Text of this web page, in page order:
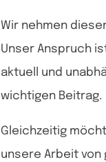
Wir nehmen
Unser Anspruch
aktuell und
wichtigen Beitrag.
Gleichzeitig
unsere Arbeit von